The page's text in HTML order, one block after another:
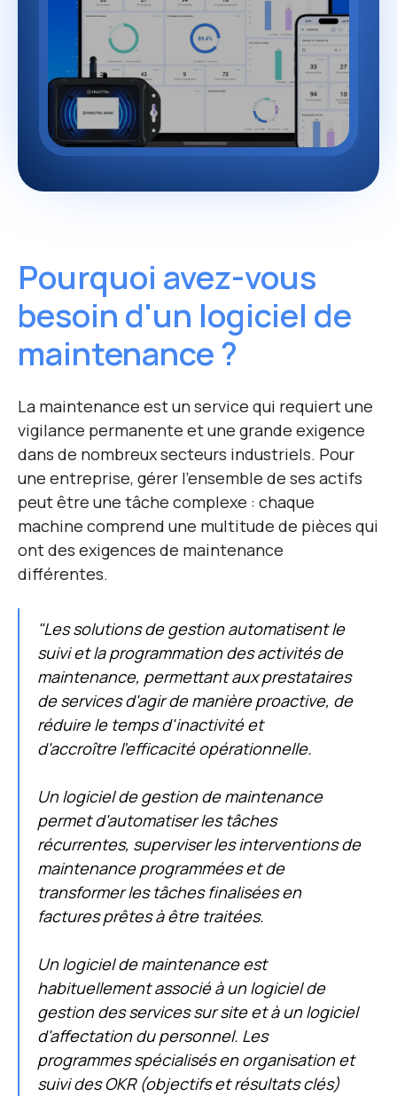
Pourquoi avez-vous
besoin d'un logiciel de
maintenance ?
La maintenance est un service qui requiert une
vigilance permanente et une grande exigence
dans de nombreux secteurs industriels. Pour
une entreprise, gérer l'ensemble de ses actifs
peut être une tâche complexe : chaque
machine comprend une multitude de pièces qui
ont des exigences de maintenance
différentes.
"Les solutions de gestion automatisent le
suivi et la programmation des activités de
maintenance, permettant aux prestataires
de services d'agir de manière proactive, de
réduire le temps d'inactivité et
d'accroître l'efficacité opérationnelle.
Un logiciel de gestion de maintenance
permet d'automatiser les tâches
récurrentes, superviser les interventions de
maintenance programmées et de
transformer les tâches finalisées en
factures prêtes à être traitées.
Un logiciel de maintenance est
habituellement associé à un logiciel de
gestion des services sur site et à un logiciel
d'affectation du personnel. Les
programmes spécialisés en organisation et
suivi des OKR (objectifs et résultats clés)